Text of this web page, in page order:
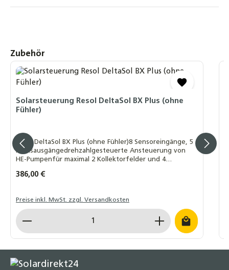
259,00 €
Solarflüssigkeit für Flach-
Röhrenkollektoren Fertiggemisch -28°C - 10
Liter
20,90 €
Produktgalerie überspringen
Zubehör
Solarsteuerung Resol DeltaSol BX Plus (ohne
Fühler)
Resol DeltaSol BX Plus (ohne Fühler)8 Sensoreingänge, 5
Relaisausgängedrehzahlgesteuerte Ansteuerung von
HE-Pumpenfür maximal 2 Kollektorfelder und 4
Regulärer Preis:
386,00 €
Preise inkl. MwSt. zzgl. Versandkosten
Produkt Anzahl: Gib den gewünschten Wert